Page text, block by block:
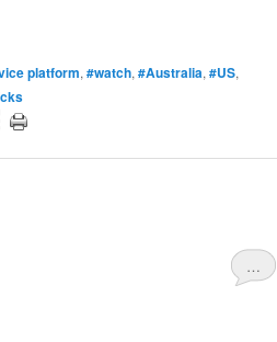
platform, #watch, #Australia, #US,
…